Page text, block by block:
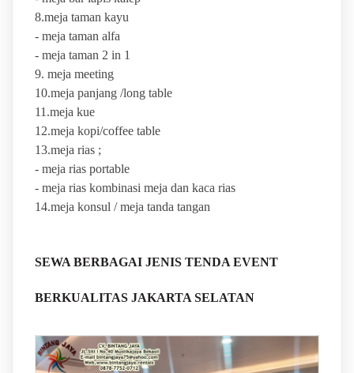
8.meja taman kayu
- meja taman alfa
- meja taman 2 in 1
9. meja meeting
10.meja panjang /long table
11.meja kue
12.meja kopi/coffee table
13.meja rias ;
- meja rias portable
- meja rias kombinasi meja dan kaca rias
14.meja konsul / meja tanda tangan
SEWA BERBAGAI JENIS TENDA EVENT
BERKUALITAS JAKARTA SELATAN